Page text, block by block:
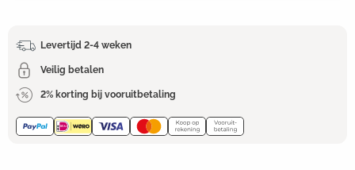
Levertijd 2-4 weken
Veilig betalen
2% korting bij vooruitbetaling